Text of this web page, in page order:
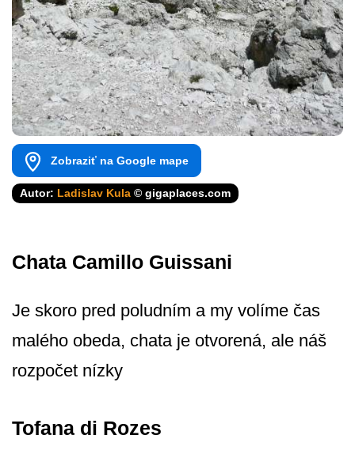
Zobraziť na Google mape
Autor: Ladislav Kula © gigaplaces.com
Chata Camillo Guissani
Je skoro pred poludním a my volíme čas
malého obeda, chata je otvorená, ale náš
rozpočet nízky
Tofana di Rozes